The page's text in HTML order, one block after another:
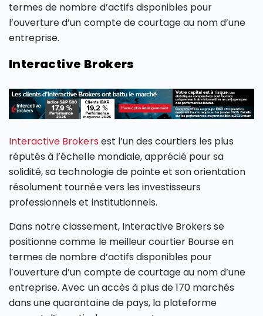
termes de nombre d’actifs disponibles pour
l’ouverture d’un compte de courtage au nom d’une
entreprise.
Interactive Brokers
Interactive Brokers est l’un des courtiers les plus
réputés à l’échelle mondiale, apprécié pour sa
solidité, sa technologie de pointe et son orientation
résolument tournée vers les investisseurs
professionnels et institutionnels.
Dans notre classement, Interactive Brokers se
positionne comme le meilleur courtier Bourse en
termes de nombre d’actifs disponibles pour
l’ouverture d’un compte de courtage au nom d’une
entreprise. Avec un accès à plus de 170 marchés
dans une quarantaine de pays, la plateforme